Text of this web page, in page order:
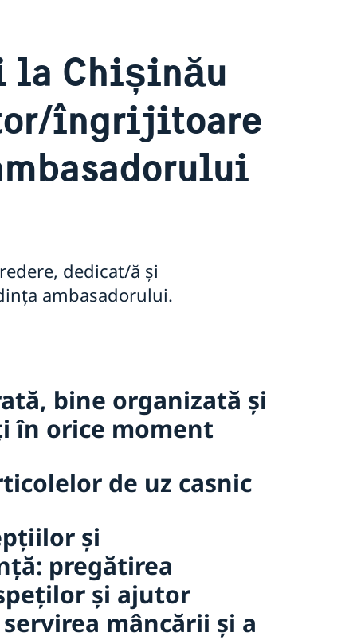
la Chișinău
îngrijitoare
dedicat/ă și
ambasadorului.
bine organizată și
în orice moment
de uz casnic
și
pregătirea
și ajutor
mâncării și a